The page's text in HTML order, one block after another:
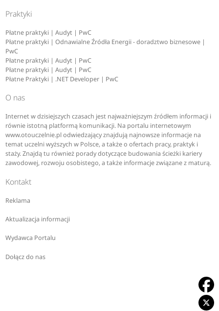
Praktyki
Płatne praktyki | Audyt | PwC
Płatne praktyki | Odnawialne Źródła Energii - doradztwo biznesowe |
PwC
Płatne praktyki | Audyt | PwC
Płatne praktyki | Audyt | PwC
Płatne Praktyki | .NET Developer | PwC
O nas
Internet w dzisiejszych czasach jest najważniejszym źródłem informacji i
równie istotną platformą komunikacji. Na portalu internetowym
www.otouczelnie.pl odwiedzający znajdują najnowsze informacje na
temat uczelni wyższych w Polsce, a także o ofertach pracy, praktyk i
staży. Znajdą tu również porady dotyczące budowania ścieżki kariery
zawodowej, rozwoju osobistego, a także informacje związane z maturą.
Kontakt
Reklama
Aktualizacja informacji
Wydawca Portalu
Dołącz do nas